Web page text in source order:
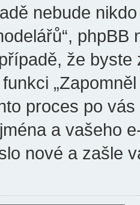
nebude
že
proces po
a vašeho
nové a zašle